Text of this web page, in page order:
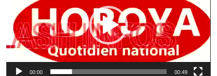
00:00 00:49